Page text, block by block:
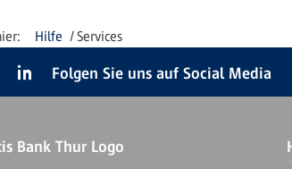
Hilfe Services
Folgen Sie uns auf Social Media